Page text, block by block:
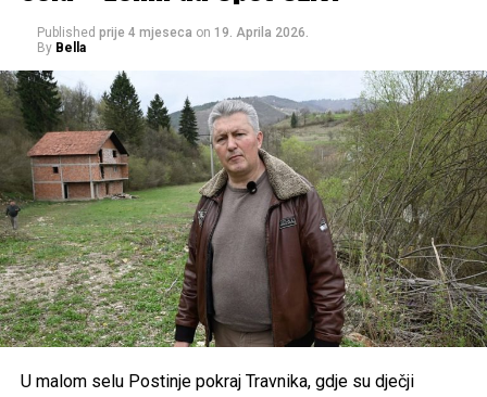
Podsjetimo, Melina se jučer udala za britanskog
Monaku. Nakon toga par je jahtom doplovio do Portofina
gdje je u večernjim satima počelo i slavlje koje će trajati tri
dana.
Share Post
Share
Tweet Share
Mail
Published prije 4 mjeseca on 19. Aprila 2026.
By Bella
U malom selu Postinje pokraj Travnika, gdje su dječji